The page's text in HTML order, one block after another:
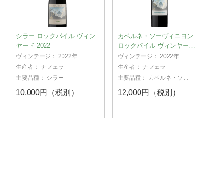
シラー ロックパイル ヴィン
ヤード 2022
ヴィンテージ：2022年
生産者：ナフェラ
主要品種： シラー
10,000円（税別）
カベルネ・ソーヴィニヨン
ロックパイル ヴィンヤード
2022
ヴィンテージ：2022年
生産者：ナフェラ
主要品種： カベルネ・ソー
12,000円（税別）